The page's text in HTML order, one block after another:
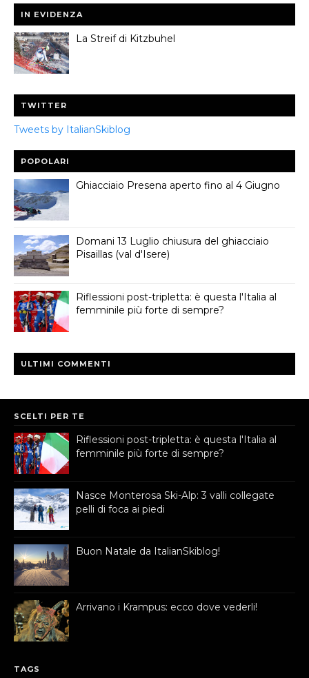
IN EVIDENZA
La Streif di Kitzbuhel
TWITTER
Tweets by ItalianSkiblog
POPOLARI
Ghiacciaio Presena aperto fino al 4 Giugno
Domani 13 Luglio chiusura del ghiacciaio
Pisaillas (val d'Isere)
Riflessioni post-tripletta: è questa l'Italia al
femminile più forte di sempre?
ULTIMI COMMENTI
SCELTI PER TE
Riflessioni post-tripletta: è questa l'Italia al
femminile più forte di sempre?
Nasce Monterosa Ski-Alp: 3 valli collegate
pelli di foca ai piedi
Buon Natale da ItalianSkiblog!
Arrivano i Krampus: ecco dove vederli!
TAGS